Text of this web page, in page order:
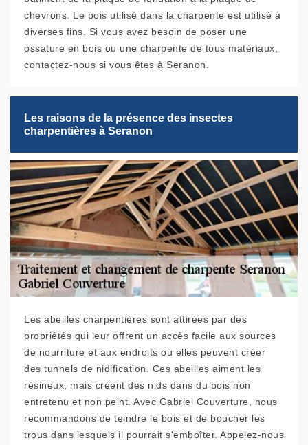
chevrons. Le bois utilisé dans la charpente est utilisé à
diverses fins. Si vous avez besoin de poser une
ossature en bois ou une charpente de tous matériaux,
contactez-nous si vous êtes à Seranon.
Les raisons de la présence des insectes
charpentières à Seranon
Les abeilles charpentières sont attirées par des
propriétés qui leur offrent un accès facile aux sources
de nourriture et aux endroits où elles peuvent créer
des tunnels de nidification. Ces abeilles aiment les
résineux, mais créent des nids dans du bois non
entretenu et non peint. Avec Gabriel Couverture, nous
recommandons de teindre le bois et de boucher les
trous dans lesquels il pourrait s'emboîter. Appelez-nous